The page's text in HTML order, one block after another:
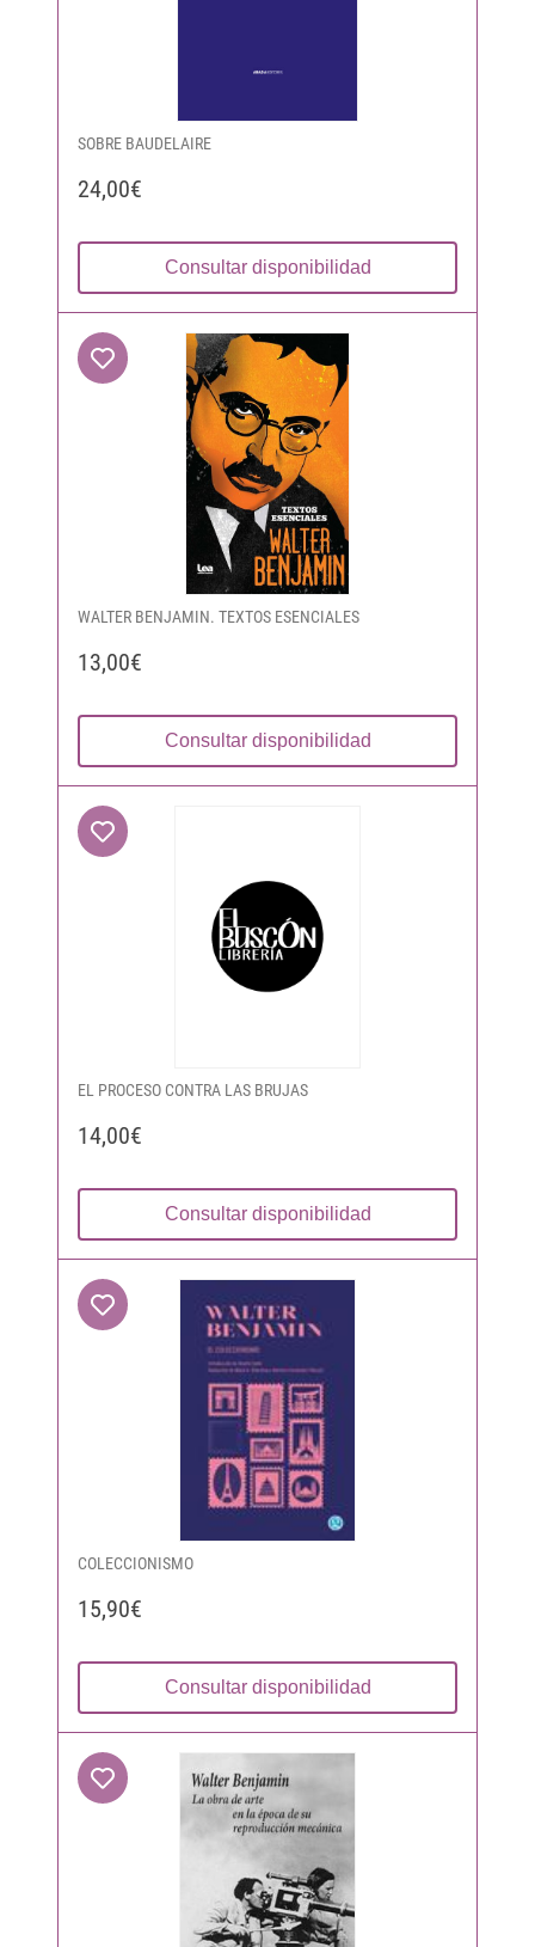
SOBRE BAUDELAIRE
24,00€
Consultar disponibilidad
WALTER BENJAMIN. TEXTOS ESENCIALES
13,00€
Consultar disponibilidad
EL PROCESO CONTRA LAS BRUJAS
14,00€
Consultar disponibilidad
COLECCIONISMO
15,90€
Consultar disponibilidad